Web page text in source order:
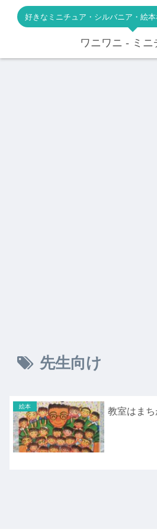
好きなミニチュア・シルバニア・絵本
ワニワニ - ミニ
先生向け
絵本 教室はま